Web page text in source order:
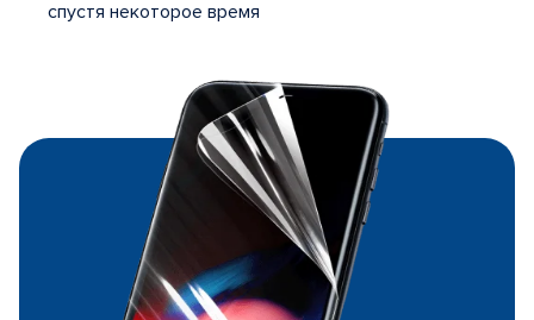
спустя некоторое время